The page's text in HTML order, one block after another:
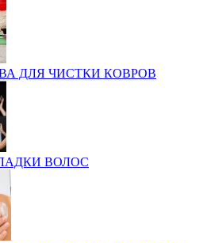
ДЛЯ ЧИСТКИ КОВРОВ
ВОЛОС